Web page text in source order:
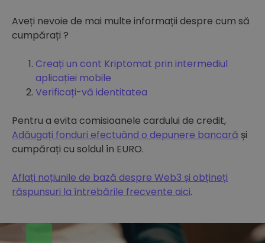
Aveți nevoie de mai multe informații despre cum să
cumpărați ?
Creați un cont Kriptomat prin intermediul
aplicației mobile
Verificați-vă identitatea
Pentru a evita comisioanele cardului de credit,
Adăugați fonduri efectuând o depunere bancară și
cumpărați cu soldul în EURO.
Aflați noțiunile de bază despre Web3 și obțineți
răspunsuri la întrebările frecvente aici.